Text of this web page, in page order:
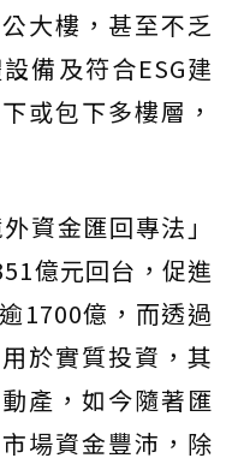
大樓，甚至不乏
備及符合ESG建
或包下多樓層，
資金匯回專法」
億元回台，促進
1700億，而透過
於實質投資，其
產，如今隨著匯
場資金豐沛，除